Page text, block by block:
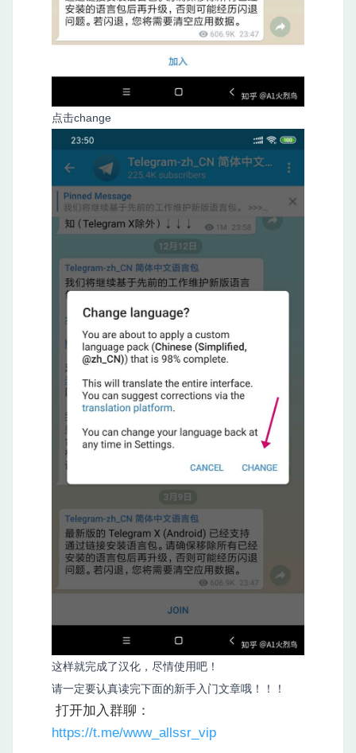
点击change
这样就完成了汉化，尽情使用吧！
请一定要认真读完下面的新手入门文章哦！！！
打开加入群聊：
https://t.me/www_allssr_vip